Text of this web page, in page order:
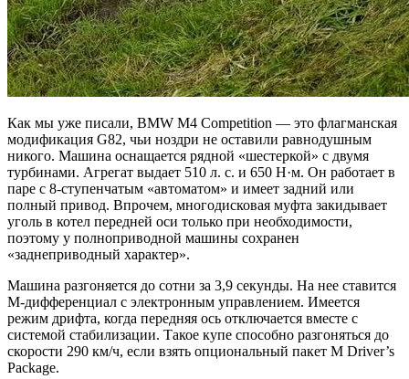
Как мы уже писали, BMW M4 Competition — это флагманская
модификация G82, чьи ноздри не оставили равнодушным
никого. Машина оснащается рядной «шестеркой» с двумя
турбинами. Агрегат выдает 510 л. с. и 650 Н·м. Он работает в
паре с 8-ступенчатым «автоматом» и имеет задний или
полный привод. Впрочем, многодисковая муфта закидывает
уголь в котел передней оси только при необходимости,
поэтому у полноприводной машины сохранен
«заднеприводный характер».
Машина разгоняется до сотни за 3,9 секунды. На нее ставится
M-дифференциал с электронным управлением. Имеется
режим дрифта, когда передняя ось отключается вместе с
системой стабилизации. Такое купе способно разгоняться до
скорости 290 км/ч, если взять опциональный пакет M Driver’s
Package.